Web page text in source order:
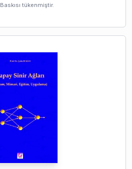
Baskısı tükenmiştir.